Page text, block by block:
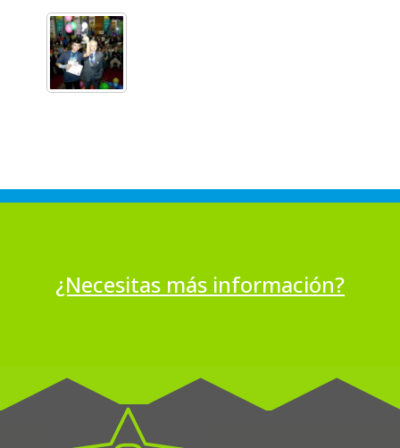
¿Necesitas más información?